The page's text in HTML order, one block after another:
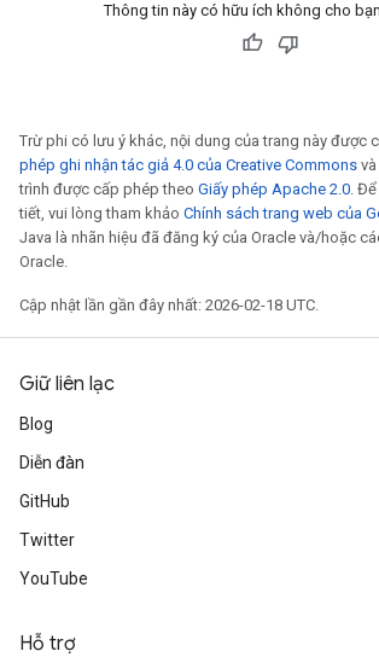
Thông tin này có hữu ích không cho
Trừ phi có lưu ý khác, nội dung của trang này được
phép ghi nhận tác giả 4.0 của Creative Commons
trình được cấp phép theo Giấy phép Apache 2.0.
tiết, vui lòng tham khảo Chính sách trang web của
Java là nhãn hiệu đã đăng ký của Oracle và/hoặc
Oracle.
Cập nhật lần gần đây nhất: 2026-02-18 UTC.
Giữ liên lạc
Blog
Diễn đàn
GitHub
Twitter
YouTube
Hỗ trợ